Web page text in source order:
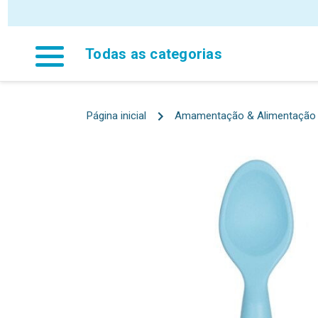
Todas as categorias
Página inicial Amamentação & Alimentação